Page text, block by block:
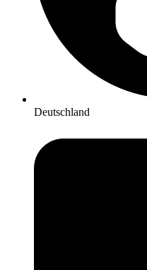
Deutschland